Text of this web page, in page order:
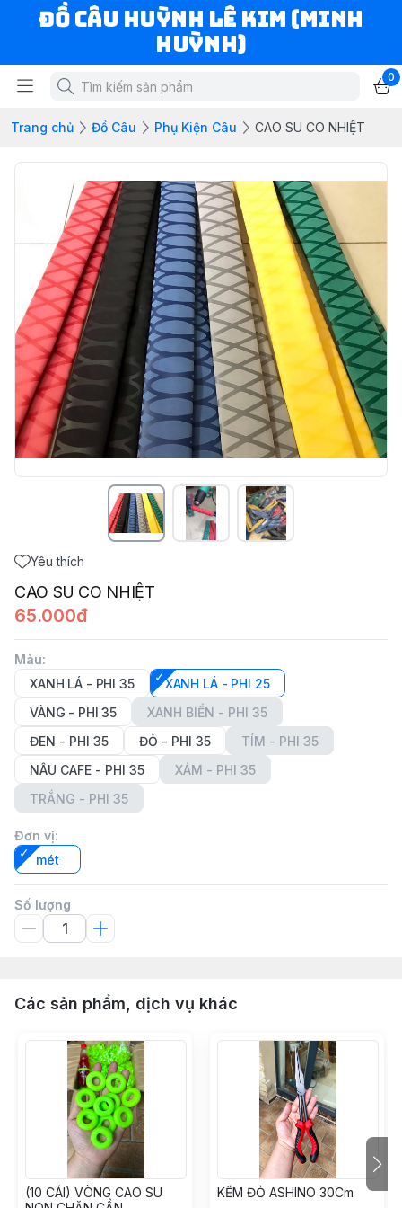
ĐỒ CÂU HUỲNH LÊ KIM (MINH
HUỲNH)
0
Trang chủ Đồ Câu Phụ Kiện Câu CAO SU CO NHIỆT
Yêu thích
CAO SU CO NHIỆT
65.000đ
Màu:
XANH LÁ - PHI 35
XANH LÁ - PHI 25
VÀNG - PHI 35
XANH BIỂN - PHI 35
ĐEN - PHI 35
ĐỎ - PHI 35
TÍM - PHI 35
NÂU CAFE - PHI 35
XÁM - PHI 35
TRẮNG - PHI 35
Đơn vị:
mét
Số lượng
Các sản phẩm, dịch vụ khác
(10 CÁI) VÒNG CAO SU
KỀM ĐỎ ASHINO 30Cm